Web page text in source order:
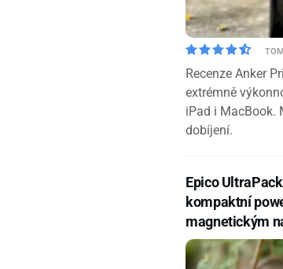
Recenze Anker
extrémně
iPad i MacBook.
dobíjení.
Epico
kompaktní
magnetickým